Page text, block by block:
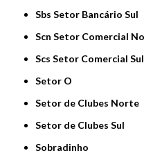
Sbs Setor Bancário Sul
Scn Setor Comercial
Scs Setor Comercial Sul
Setor O
Setor de Clubes Norte
Setor de Clubes Sul
Sobradinho